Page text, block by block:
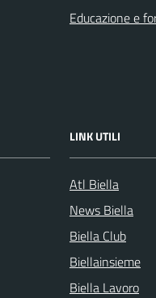
Educazione e
LINK UTILI
Atl Biella
News Biella
Biella Club
Biellainsieme
Biella Lavoro